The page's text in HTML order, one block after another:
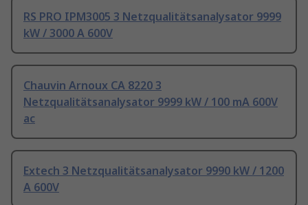
RS PRO IPM3005 3 Netzqualitätsanalysator 9999
kW / 3000 A 600V
Chauvin Arnoux CA 8220 3
Netzqualitätsanalysator 9999 kW / 100 mA 600V
ac
Extech 3 Netzqualitätsanalysator 9990 kW / 1200
A 600V